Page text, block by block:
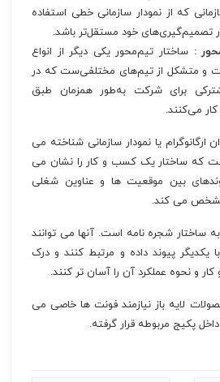
که از نمودار سازمانی خطی استفاده
تصمیم‌گیری‌های خود مستقل‌تر باشد.
: ساختار تیم‌محور یکی دیگر از انواع
و متشکل از تیم‌های مختلفی‌ست که در
برای شرکت به‌طور همزمان طبق
می‌کنند.
ارگانوگرام یا نمودار سازمانی شناخته می
که ساختار یک کسب و کار را نشان می
بین موقعیت ها و عناوین شغلی
می کند.
ساختار شجره نامه است. آنها می توانند
پیوند داده و مرتبط کنند و درک
و نحوه عملکرد آن را آسان تر کنند.
لایه باز نیازمند فونت ها خاصی می
پکیج مربوطه قرار گرفته.